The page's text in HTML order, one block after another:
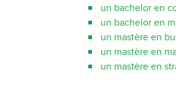
un bachelor en
un bachelor en
un mastère en
un mastère en
un mastère en